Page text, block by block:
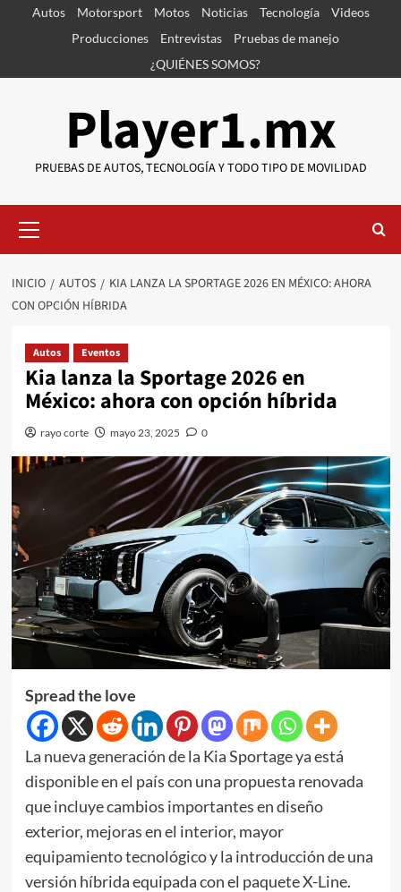
SaltarAutos Motorsport Motos Noticias Tecnología
Videos
Producciones
Entrevistas
Pruebas de manejo
¿QUIÉNES SOMOS?
Player1.mx
PRUEBAS DE AUTOS, TECNOLOGÍA Y TODO TIPO DE MOVILIDAD
primario
INICIO AUTOS
KIA LANZA LA SPORTAGE 2026 EN MÉXICO: AHORA
CON OPCIÓN HÍBRIDA
Autos Eventos
Kia lanza la Sportage 2026 en
México: ahora con opción híbrida
rayo corte mayo 23, 2025 0
Spread the love
La nueva generación de la Kia Sportage ya está
disponible en el país con una propuesta renovada
que incluye cambios importantes en diseño
exterior, mejoras en el interior, mayor
equipamiento tecnológico y la introducción de una
versión híbrida equipada con el paquete X-Line.